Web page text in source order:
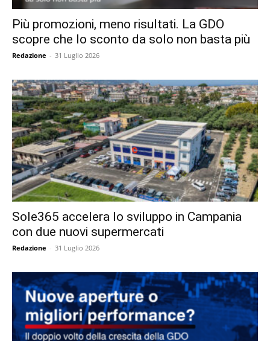
Più promozioni, meno risultati. La GDO
scopre che lo sconto da solo non basta più
Redazione - 31 Luglio 2026
Sole365 accelera lo sviluppo in Campania
con due nuovi supermercati
Redazione - 31 Luglio 2026